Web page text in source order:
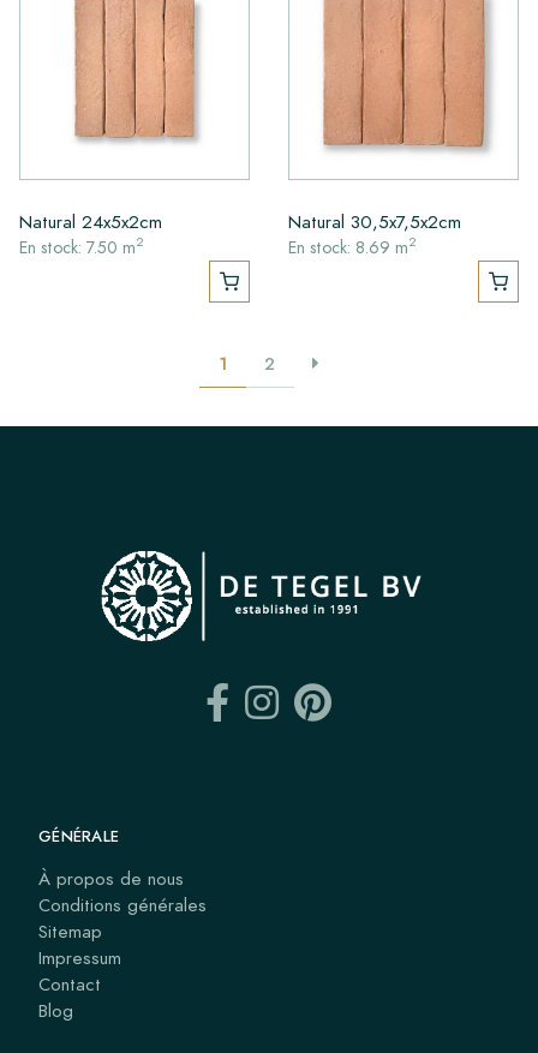
Natural 24x5x2cm
En stock: 7.50 m2
Natural 30,5x7,5x2cm
En stock: 8.69 m2
1 2
GÉNÉRALE
À propos de nous
Conditions générales
Sitemap
Impressum
Contact
Blog